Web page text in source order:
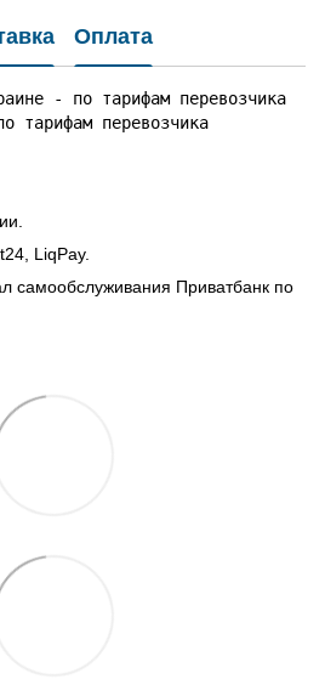
Оплата
- по тарифам перевозчика
тарифам перевозчика
LiqPay.
самообслуживания Приватбанк по